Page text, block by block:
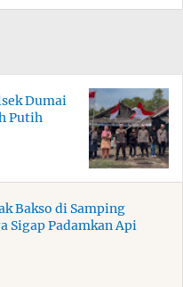
Dumai
Putih
Bakso di Samping
Sigap Padamkan Api